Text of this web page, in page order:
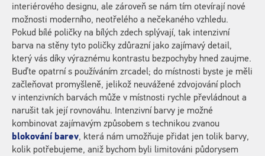
interiérového designu, ale zároveň se nám tím otevírají nové
možnosti moderního, neotřelého a nečekaného vzhledu.
Pokud bílé poličky na bílých zdech splývají, tak intenzivní
barva na stěny tyto poličky zdůrazní jako zajímavý detail,
který vás díky výraznému kontrastu bezpochyby hned zaujme.
Buďte opatrní s používáním zrcadel; do místnosti byste je měli
začleňovat promyšleně, jelikož neuvážené zdvojování ploch
v intenzivních barvách může v místnosti rychle převládnout a
narušit tak její rovnováhu. Intenzivní barvy je možné
kombinovat zajímavým způsobem s technikou zvanou
blokování barev, která nám umožňuje přidat jen tolik barvy,
kolik potřebujeme, aniž bychom byli limitováni půdorysem